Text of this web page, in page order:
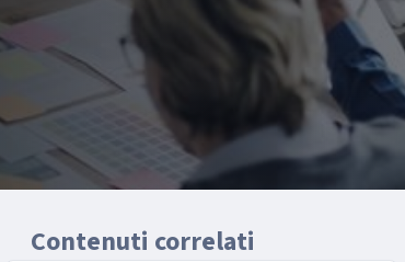
Contenuti correlati